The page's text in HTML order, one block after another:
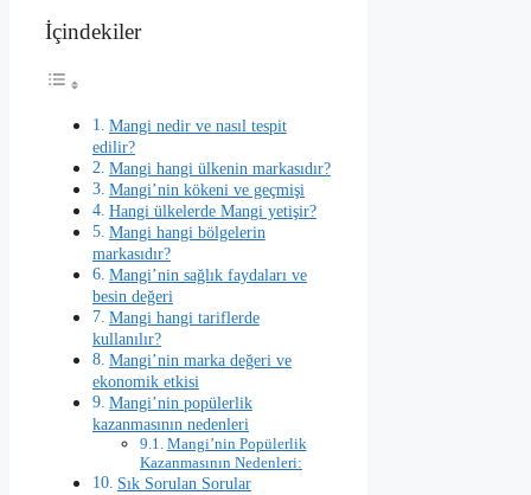
İçindekiler
Mangi nedir ve nasıl tespit
edilir?
Mangi hangi ülkenin markasıdır?
Mangi’nin kökeni ve geçmişi
Hangi ülkelerde Mangi yetişir?
Mangi hangi bölgelerin
markasıdır?
Mangi’nin sağlık faydaları ve
besin değeri
Mangi hangi tariflerde
kullanılır?
Mangi’nin marka değeri ve
ekonomik etkisi
Mangi’nin popülerlik
kazanmasının nedenleri
Mangi’nin Popülerlik
Kazanmasının Nedenleri:
Sık Sorulan Sorular